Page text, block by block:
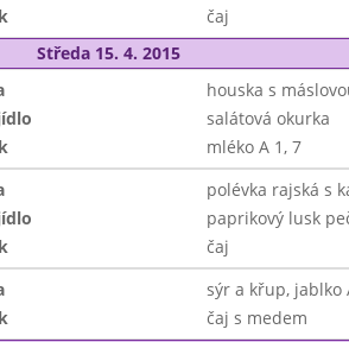
čaj
Středa 15. 4. 2015
houska s
salátová okurka
mléko A 1, 7
polévka rajská s
paprikový lusk
čaj
sýr a křup, jablko
čaj s medem